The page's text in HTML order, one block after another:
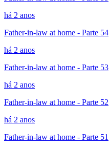
há 2 anos
Father-in-law at home - Parte 54
há 2 anos
Father-in-law at home - Parte 53
há 2 anos
Father-in-law at home - Parte 52
há 2 anos
Father-in-law at home - Parte 51